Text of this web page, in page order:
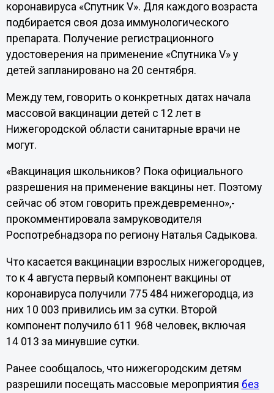
коронавируса «Спутник V». Для каждого возраста
подбирается своя доза иммунологического
препарата. Получение регистрационного
удостоверения на применение «Спутника V» у
детей запланировано на 20 сентября.
Между тем, говорить о конкретных датах начала
массовой вакцинации детей с 12 лет в
Нижегородской области санитарные врачи не
могут.
«Вакцинация школьников? Пока официального
разрешения на применение вакцины нет. Поэтому
сейчас об этом говорить преждевременно»,-
прокомментировала замруководителя
Роспотребнадзора по региону Наталья Садыкова.
Что касается вакцинации взрослых нижегородцев,
то к 4 августа первый компонент вакцины от
коронавируса получили 775 484 нижегородца, из
них 10 003 привились им за сутки. Второй
компонент получило 611 968 человек, включая
14 013 за минувшие сутки.
Ранее сообщалось, что нижегородским детям
разрешили посещать массовые мероприятия без